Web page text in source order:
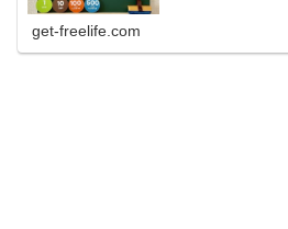
get-freelife.com